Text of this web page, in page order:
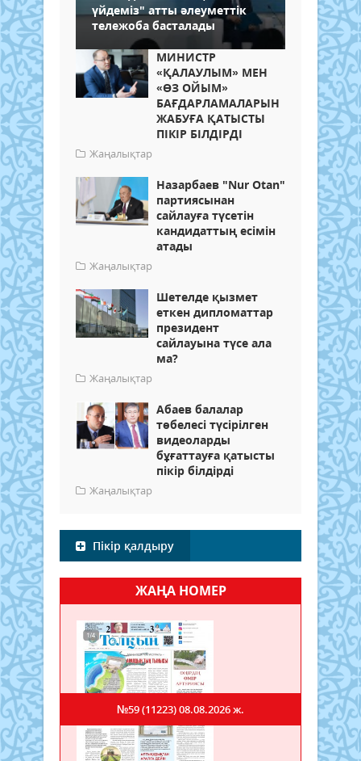
үйдеміз" атты әлеуметтік
тележоба басталады
МИНИСТР
«ҚАЛАУЛЫМ» МЕН
«ӨЗ ОЙЫМ»
БАҒДАРЛАМАЛАРЫН
ЖАБУҒА ҚАТЫСТЫ
ПІКІР БІЛДІРДІ
Жаңалықтар
Назарбаев "Nur Otan"
партиясынан
сайлауға түсетін
кандидаттың есімін
атады
Жаңалықтар
Шетелде қызмет
еткен дипломаттар
президент
сайлауына түсе ала
ма?
Жаңалықтар
Абаев балалар
төбелесі түсірілген
видеоларды
бұғаттауға қатысты
пікір білдірді
Жаңалықтар
Пікір қалдыру
ЖАҢА НОМЕР
№59 (11223)08.08.2026 ж.